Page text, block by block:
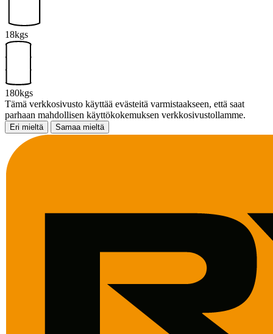
18kgs
180kgs
Tämä verkkosivusto käyttää evästeitä varmistaakseen, että saat
parhaan mahdollisen käyttökokemuksen verkkosivustollamme.
Eri mieltä Samaa mieltä